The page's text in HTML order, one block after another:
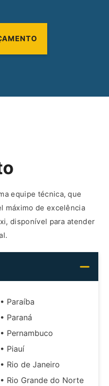
equipe técnica, que
máximo de excelência
disponível para atender
• Paraíba
• Paraná
• Pernambuco
• Piauí
• Rio de Janeiro
• Rio Grande do Norte